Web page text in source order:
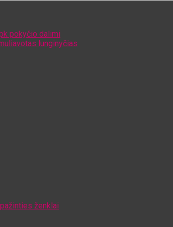
pokyčio dalimi
lunginyčias
ženklai